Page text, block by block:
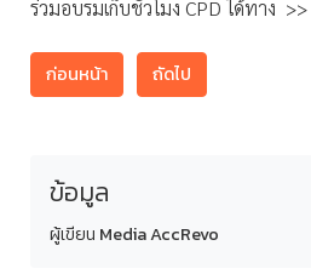
ร่วมอบรมเก็บชั่วโมง CPD ได้ทาง >>
ก่อนหน้า ถัดไป
ข้อมูล
ผู้เขียน Media AccRevo